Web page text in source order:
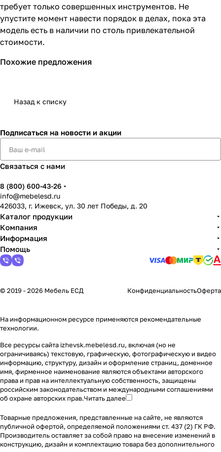
требует только совершенных инструментов. Не
упустите момент навести порядок в делах, пока эта
модель есть в наличии по столь привлекательной
стоимости.
Похожие предложения
Назад к списку
Подписаться на новости и акции
Связаться с нами
8 (800) 600-43-26
info@mebelesd.ru
426033, г. Ижевск, ул. 30 лет Победы, д. 20
Каталог продукции
Компания
Информация
Помощь
© 2019 - 2026 Мебель ЕСД КонфиденциальностьОферта
На информационном ресурсе применяются рекомендательные
технологии.
Все ресурсы сайта izhevsk.mebelesd.ru, включая (но не
ограничиваясь) текстовую, графическую, фотографическую и видео
информацию, структуру, дизайн и оформление страниц, доменное
имя, фирменное наименование являются объектами авторского
права и прав на интеллектуальную собственность, защищены
российским законодательством и международными соглашениями
об охране авторских прав.Читать далее
Товарные предложения, представленные на сайте, не являются
публичной офертой, определяемой положениями ст. 437 (2) ГК РФ.
Производитель оставляет за собой право на внесение изменений в
конструкцию, дизайн и комплектацию товара без дополнительного